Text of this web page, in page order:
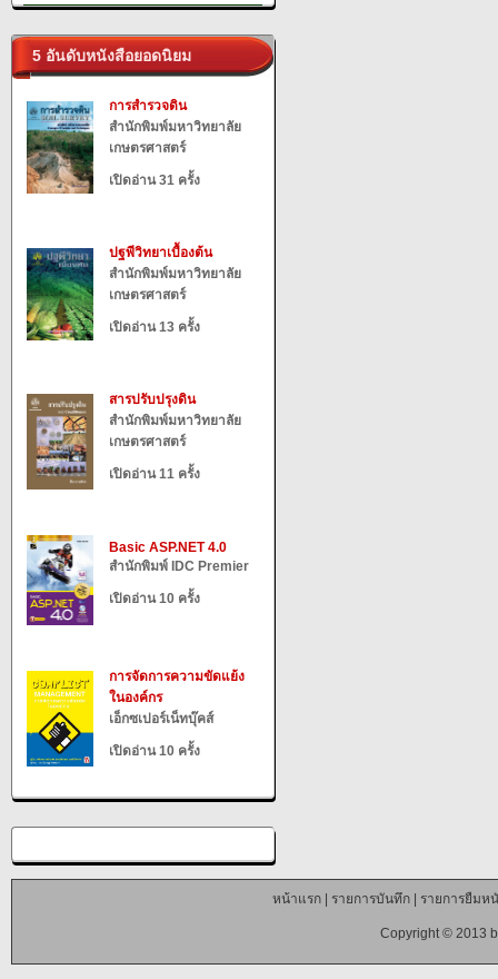
5 อันดับหนังสือยอดนิยม
การสำรวจดิน
สำนักพิมพ์มหาวิทยาลัย
เกษตรศาสตร์
เปิดอ่าน 31 ครั้ง
ปฐพีวิทยาเบื้องต้น
สำนักพิมพ์มหาวิทยาลัย
เกษตรศาสตร์
เปิดอ่าน 13 ครั้ง
สารปรับปรุงดิน
สำนักพิมพ์มหาวิทยาลัย
เกษตรศาสตร์
เปิดอ่าน 11 ครั้ง
Basic ASP.NET 4.0
สำนักพิมพ์ IDC Premier
เปิดอ่าน 10 ครั้ง
การจัดการความขัดแย้ง
ในองค์กร
เอ็กซเปอร์เน็ทบุ๊คส์
เปิดอ่าน 10 ครั้ง
หน้าแรก| รายการบันทึก| รายการยืมห
Copyright © 2013